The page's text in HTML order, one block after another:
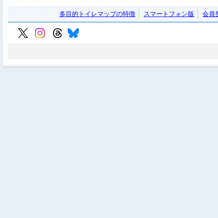
多目的トイレマップの特徴 スマートフォン版 会員